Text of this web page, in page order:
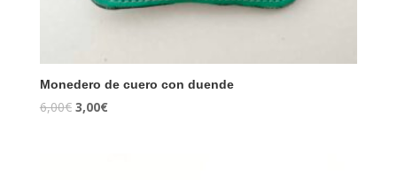
Monedero de cuero con duende
6,00€ 3,00€